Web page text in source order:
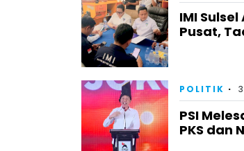
IMI
Pusat,
POLITIK
PSI
PKS dan